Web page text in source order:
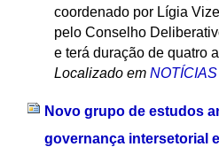
coordenado por Lígia
pelo Conselho
e terá duração de quatro
Localizado em NOTÍCIAS
Novo grupo de estudos
governança intersetorial